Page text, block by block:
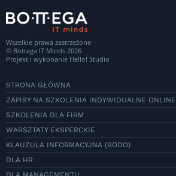
Wszelkie prawa zastrzeżone
© Bottega IT Minds 2026
Projekt i wykonanie Hello! Studio
STRONA GŁÓWNA
ZAPISY NA SZKOLENIA INDYWIDUALNE ONLINE
SZKOLENIA DLA FIRM
WARSZTATY EKSPERCKIE
KLAUZULA INFORMACYJNA (RODO)
DLA HR